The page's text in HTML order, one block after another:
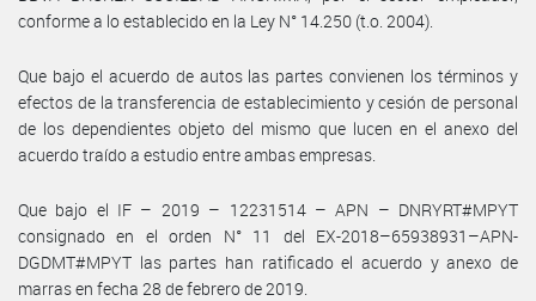
conforme a lo establecido en la Ley N° 14.250 (t.o. 2004).
Que bajo el acuerdo de autos las partes convienen los términos y
efectos de la transferencia de establecimiento y cesión de personal
de los dependientes objeto del mismo que lucen en el anexo del
acuerdo traído a estudio entre ambas empresas.
Que bajo el IF – 2019 – 12231514 – APN – DNRYRT#MPYT
consignado en el orden N° 11 del EX-2018–65938931–APN-
DGDMT#MPYT las partes han ratificado el acuerdo y anexo de
marras en fecha 28 de febrero de 2019.